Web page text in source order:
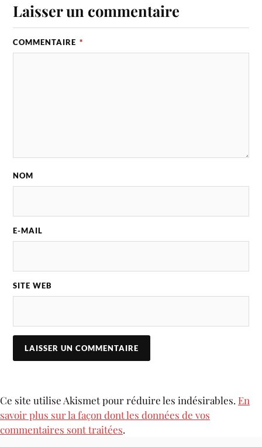
Laisser un commentaire
COMMENTAIRE *
NOM
E-MAIL
SITE WEB
Ce site utilise Akismet pour réduire les indésirables. En
savoir plus sur la façon dont les données de vos
commentaires sont traitées.